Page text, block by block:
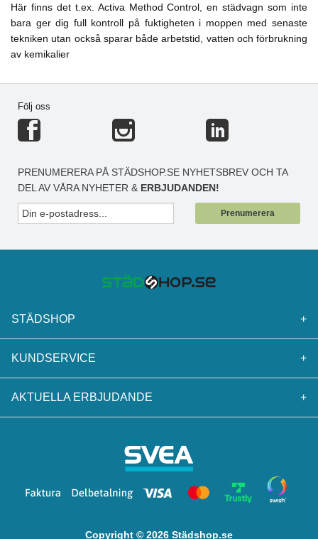
Här finns det t.ex. Activa Method Control, en städvagn som inte
bara ger dig full kontroll på fuktigheten i moppen med senaste
tekniken utan också sparar både arbetstid, vatten och förbrukning
av kemikalier
Följ oss
PRENUMERERA PÅ STÄDSHOP.SE NYHETSBREV OCH TA
DEL AV VÅRA NYHETER & ERBJUDANDEN!
Prenumerera
STÄDSHOP +
KUNDSERVICE +
AKTUELLA ERBJUDANDE +
Copyright © 2026 Städshop.se